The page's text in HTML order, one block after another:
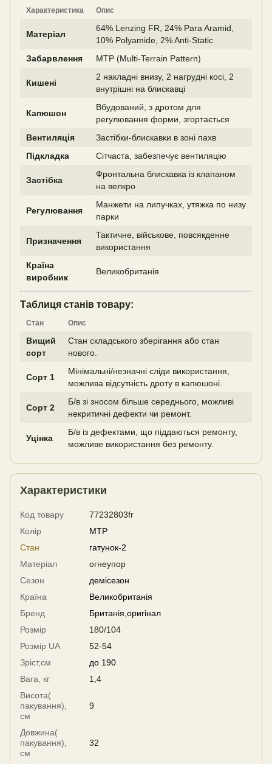
Характеристика Опис
Матеріал
64% Lenzing FR, 24% Para Aramid,
10% Polyamide, 2% Anti-Static
Забарвлення
MTP (Multi-Terrain Pattern)
Кишені
2 накладні внизу, 2 нагрудні косі, 2
внутрішні на блискавці
Капюшон
Вбудований, з дротом для
регулювання форми, згортається
Вентиляція
Застібки-блискавки в зоні пахв
Підкладка
Сітчаста, забезпечує вентиляцію
Застібка
Фронтальна блискавка із клапаном
на велкро
Регулювання
Манжети на липучках, утяжка по низу
парки
Призначення
Тактичне, військове, повсякденне
використання
Країна
виробник
Великобританія
Таблиця станів товару:
Стан Опис
Вищий
сорт
Стан складського зберігання або стан
нового.
Сорт 1
Мінімальні/незначні сліди використання,
можлива відсутність дроту в капюшоні.
Сорт 2
Б/в зі зносом більше середнього, можливі
некритичні дефекти чи ремонт.
Уцінка
Б/в із дефектами, що піддаються ремонту,
можливе використання без ремонту.
Характеристики
Код товару
77232803fr
Колір
MTP
Стан
гатунок-2
Матеріал
огнеупор
Сезон
демісезон
Країна
Великобританія
Бренд
Британія,оригінал
Розмір
180/104
Розмір UA
52-54
Зріст,см
до 190
Вага, кг
1,4
Висота(
пакування),
см
9
Довжина(
пакування),
см
32